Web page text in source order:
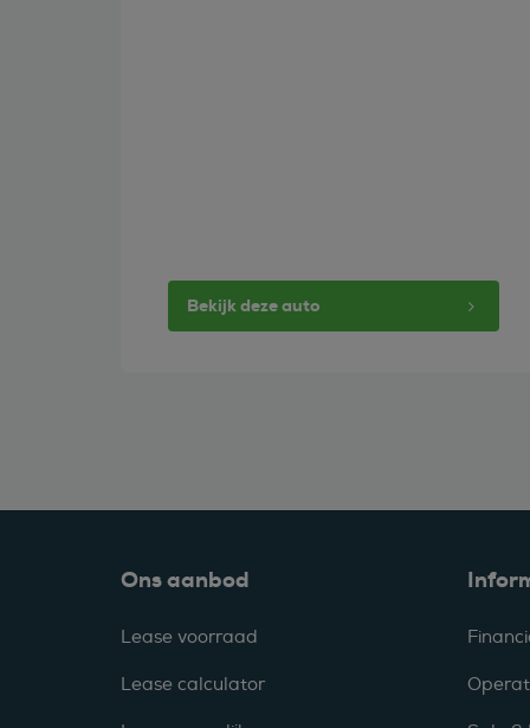
Bekijk deze auto
Ons aanbod
Lease voorraad
Lease calculator